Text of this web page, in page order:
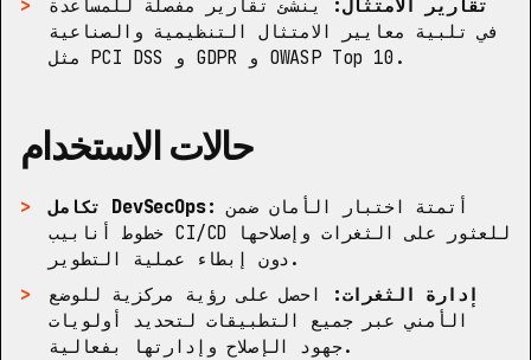
تقارير الامتثال:
ينشئ تقارير مفصلة للمساعدة
في تلبية معايير الامتثال التنظيمية والصناعية
مثل PCI DSS و GDPR و OWASP Top 10.
حالات الاستخدام
تكامل DevSecOps: أتمتة اختبار الأمان ضمن
خطوط أنابيب CI/CD للعثور على الثغرات وإصلاحها
دون إبطاء عملية التطوير.
إدارة الثغرات:
احصل على رؤية مركزية للوضع
الأمني عبر جميع التطبيقات لتحديد أولويات
جهود الإصلاح وإدارتها بفعالية.